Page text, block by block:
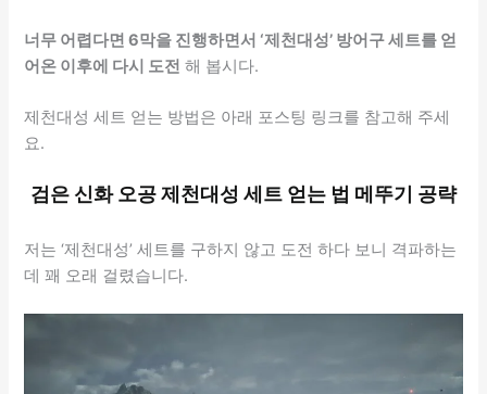
너무 어렵다면 6막을 진행하면서 ‘제천대성’ 방어구 세트를 얻
어온 이후에 다시 도전 해 봅시다.
제천대성 세트 얻는 방법은 아래 포스팅 링크를 참고해 주세
요.
검은 신화 오공 제천대성 세트 얻는 법 메뚜기 공략
저는 ‘제천대성’ 세트를 구하지 않고 도전 하다 보니 격파하는
데 꽤 오래 걸렸습니다.